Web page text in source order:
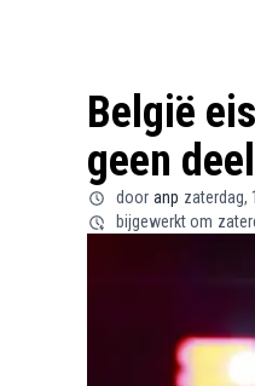
België
geen
door anp zaterdag,
bijgewerkt om